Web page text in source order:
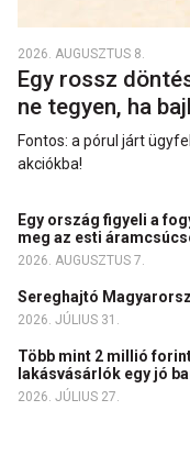
2026. AUGUSZTUS 8.
Egy rossz
ne tegyen, ha
Fontos: a pórul járt
akciókba!
Egy ország figyeli a
meg az esti
2026. AUGUSZTUS 7.
Sereghajtó
2026. JÚLIUS 31.
Több mint 2 millió
lakásvásárlók egy jó
2026. JÚLIUS 27.